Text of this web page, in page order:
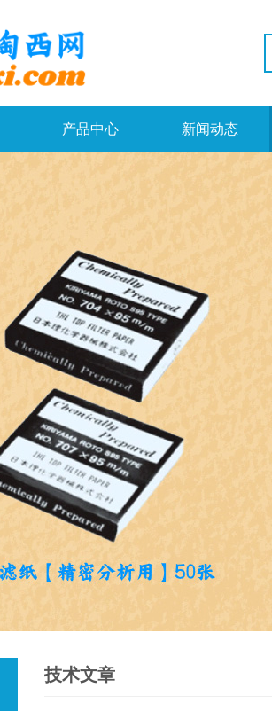
产品中心 新闻动态
技术文章